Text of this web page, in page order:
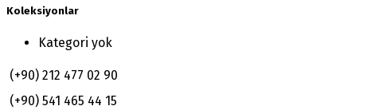
Koleksiyonlar
Kategori yok
(+90) 212 477 02 90
(+90) 541 465 44 15